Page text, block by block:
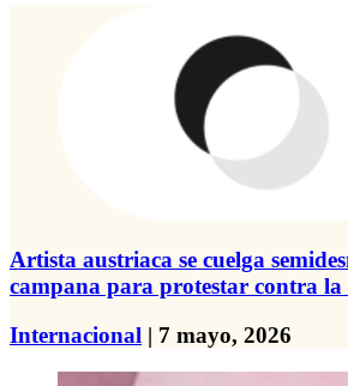
Artista austriaca se cuelga
campana para protestar contra la
Internacional | 7 mayo, 2026